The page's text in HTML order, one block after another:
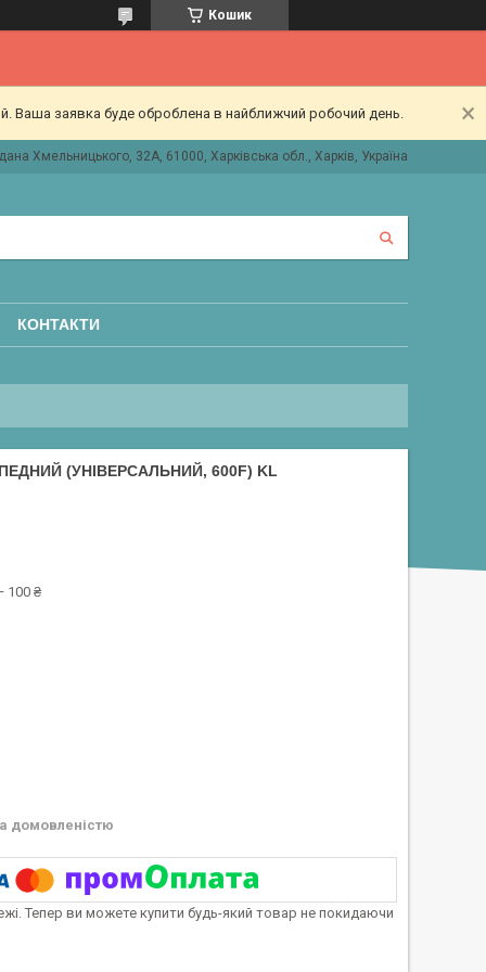
Кошик
Ваша заявка буде оброблена в найближчий робочий день.
Хмельницького, 32А, 61000, Харківська обл., Харків, Україна
КОНТАКТИ
(УНІВЕРСАЛЬНИЙ, 600F) KL
100 ₴
домовленістю
Тепер ви можете купити будь-який товар не покидаючи